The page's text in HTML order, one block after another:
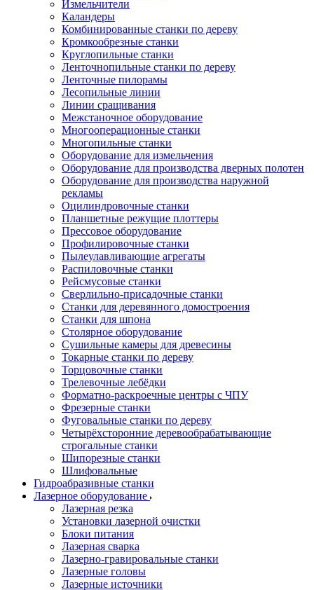
Измельчители
Каландеры
Комбинированные станки по дереву
Кромкообрезные станки
Круглопильные станки
Ленточнопильные станки по дереву
Ленточные пилорамы
Лесопильные линии
Линии сращивания
Межстаночное оборудование
Многооперационные станки
Многопильные станки
Оборудование для измельчения
Оборудование для производства дверных полотен
Оборудование для производства наружной
рекламы
Оцилиндровочные станки
Планшетные режущие плоттеры
Прессовое оборудование
Профилировочные станки
Пылеулавливающие агрегаты
Распиловочные станки
Рейсмусовые станки
Сверлильно-присадочные станки
Станки для деревянного домостроения
Станки для шпона
Столярное оборудование
Сушильные камеры для древесины
Токарные станки по дереву
Торцовочные станки
Трелевочные лебёдки
Форматно-раскроечные центры с ЧПУ
Фрезерные станки
Фуговальные станки по дереву
Четырёхсторонние деревообрабатывающие
строгальные станки
Шипорезные станки
Шлифовальные
Гидроабразивные станки
Лазерное оборудование
Лазерная резка
Установки лазерной очистки
Блоки питания
Лазерная сварка
Лазерно-гравировальные станки
Лазерные головы
Лазерные источники